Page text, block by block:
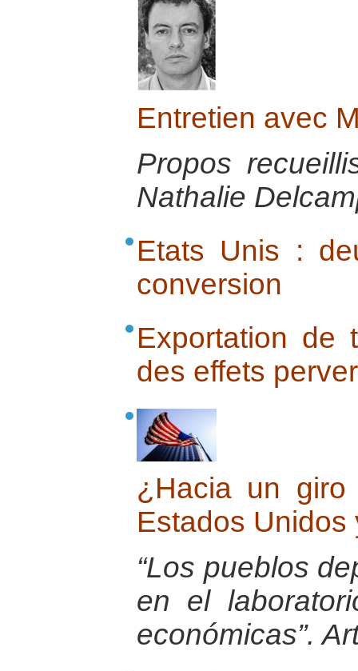
Entretien avec
Propos
Nathalie
Etats Unis :
conversion
Exportation de
des effets
¿Hacia un giro
Estados Unidos
“Los pueblos
en el
económicas”.